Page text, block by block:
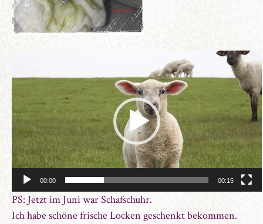
Player
00:00 00:15
PS: Jetzt im Juni war Schafschuhr.
Ich habe schöne frische Locken geschenkt bekommen.